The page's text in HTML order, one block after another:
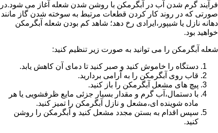
فرآیند گرم شدن آب در آبگرمکن با روشن شدن شعله آغاز می شود.در
صورتی که در روند کار کردن قطعات مرتبط به سوخته شدن گاز مانند
دهانه نازل یا شیپور،ایرادی رخ دهد؛ شاهد کم بودن شعله آبگرمکن
خواهید بود.
شعله آبگرمکن را می توانید به صورت زیر تنظیم کنید:
دستگاه را خاموش کنید و صبر کنید تا دمای آن کاهش یابد.
قاب روی آبگرمکن را به آرامی بردارید.
پیچ های مشعل آبگرمکن را باز کنید.
با دستمال،آب گرم و مقدار بسیار جزئی مایع ظرفشویی یا هر
ماده شوینده ای،مشعل و نازل آبگرمکن را تمیز کنید.
سپس اقدام به بستن مجدد مشعل کنید و آبگرمکن را روشن
کنید.